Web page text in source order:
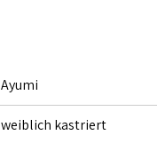
Ayumi
weiblich kastriert